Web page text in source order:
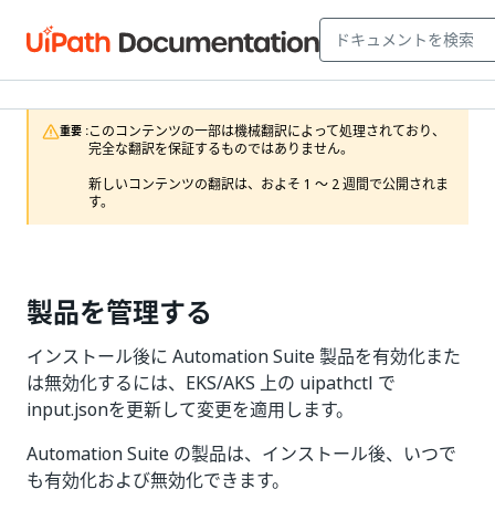
重要 :このコンテンツの一部は機械翻訳によって処理されており、
完全な翻訳を保証するものではありません。
新しいコンテンツの翻訳は、およそ 1 ～ 2 週間で公開されま
す。
製品を管理する
インストール後に Automation Suite 製品を有効化また
は無効化するには、EKS/AKS 上の uipathctl で
input.jsonを更新して変更を適用します。
Automation Suite の製品は、インストール後、いつで
も有効化および無効化できます。